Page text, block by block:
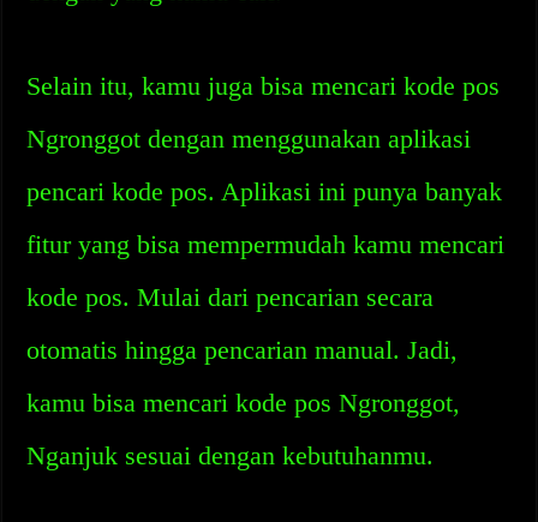
Selain itu, kamu juga bisa mencari kode pos
Ngronggot dengan menggunakan aplikasi
pencari kode pos. Aplikasi ini punya banyak
fitur yang bisa mempermudah kamu mencari
kode pos. Mulai dari pencarian secara
otomatis hingga pencarian manual. Jadi,
kamu bisa mencari kode pos Ngronggot,
Nganjuk sesuai dengan kebutuhanmu.